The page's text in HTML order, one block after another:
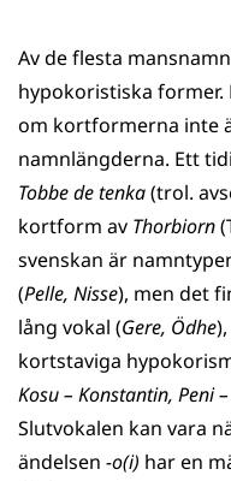
Av de flesta
hypokoristiska former.
om kortformerna inte
namnlängderna. Ett
Tobbe de tenka(trol.
kortform av Thorbiorn
svenskan är
(Pelle, Nisse), men det
lång vokal (Gere, Ödhe
kortstaviga
Kosu – Konstantin, Peni
Slutvokalen kan vara
ändelsen -o(i) har en